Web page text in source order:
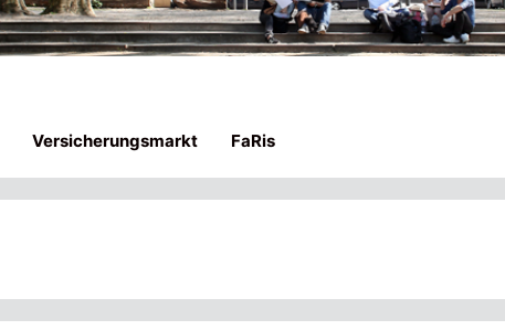
Versicherungsmarkt FaRis